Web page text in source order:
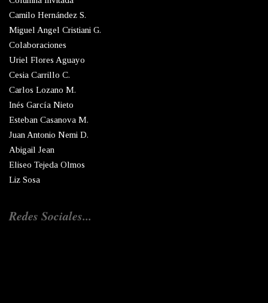
Camilo Hernández S.
Miguel Angel Cristiani G.
Colaboraciones
Uriel Flores Aguayo
Cesia Carrillo C.
Carlos Lozano M.
Inés García Nieto
Esteban Casanova M.
Juan Antonio Nemi D.
Abigail Jean
Eliseo Tejeda Olmos
Liz Sosa
Redes Sociales...